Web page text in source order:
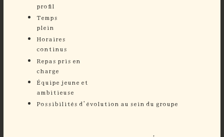
profil
Temps
plein
Horaires
Repas pris en
charge
⁠Équipe jeune et
ambitieuse
⁠Possibilités d’évolution au sein du groupe